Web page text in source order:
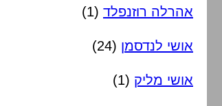
אהרלה רוזנפלד (1)
אושי לנדסמן (24)
אושי מליק (1)